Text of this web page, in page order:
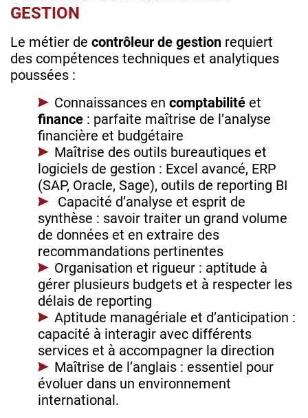
GESTION
Le métier de contrôleur de gestion requiert
des compétences techniques et analytiques
poussées :
Connaissances en comptabilité et
finance : parfaite maîtrise de l’analyse
financière et budgétaire
Maîtrise des outils bureautiques et
logiciels de gestion : Excel avancé, ERP
(SAP, Oracle, Sage), outils de reporting BI
Capacité d’analyse et esprit de
synthèse : savoir traiter un grand volume
de données et en extraire des
recommandations pertinentes
Organisation et rigueur : aptitude à
gérer plusieurs budgets et à respecter les
délais de reporting
Aptitude managériale et d’anticipation :
capacité à interagir avec différents
services et à accompagner la direction
Maîtrise de l’anglais : essentiel pour
évoluer dans un environnement
international.